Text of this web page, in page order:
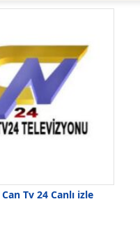
Tv 24 Canlı izle